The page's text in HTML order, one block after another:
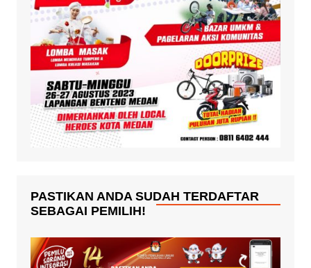
PASTIKAN ANDA SUDAH TERDAFTAR
SEBAGAI PEMILIH!